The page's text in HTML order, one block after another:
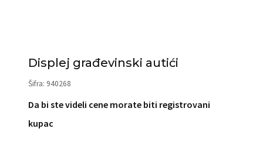
Displej građevinski autići
Šifra: 940268
Da bi ste videli cene morate biti registrovani
kupac